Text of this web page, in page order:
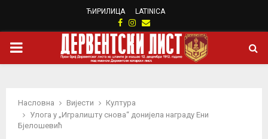
ЋИРИЛИЦА LATINICA
Facebook
Instagram
Email
PRIMARY
Насловна Вијести
Култура
Улога у „Игралишту снова“ донијела награду Ени
Бјелошевић